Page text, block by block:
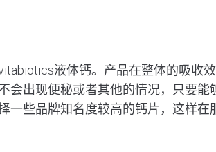
液体钙。产品在整体的吸收
会出现便秘或者其他的情况，只要能
一些品牌知名度较高的钙片，这样在